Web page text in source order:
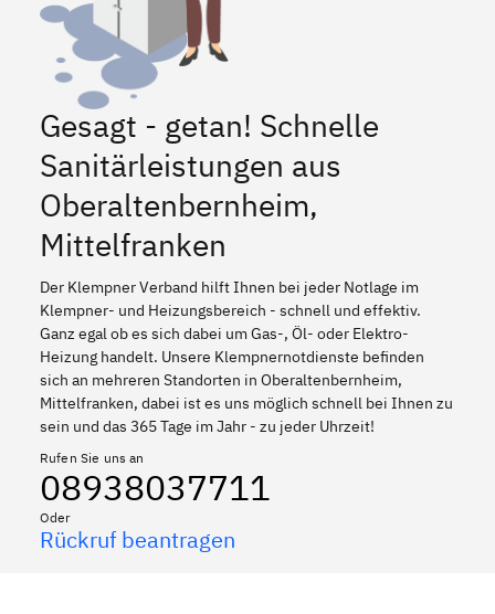
Gesagt - getan! Schnelle
Sanitärleistungen aus
Oberaltenbernheim,
Mittelfranken
Der Klempner Verband hilft Ihnen bei jeder Notlage im
Klempner- und Heizungsbereich - schnell und effektiv.
Ganz egal ob es sich dabei um Gas-, Öl- oder Elektro-
Heizung handelt. Unsere Klempnernotdienste befinden
sich an mehreren Standorten in Oberaltenbernheim,
Mittelfranken, dabei ist es uns möglich schnell bei Ihnen zu
sein und das 365 Tage im Jahr - zu jeder Uhrzeit!
Rufen Sie uns an
08938037711
Oder
Rückruf beantragen